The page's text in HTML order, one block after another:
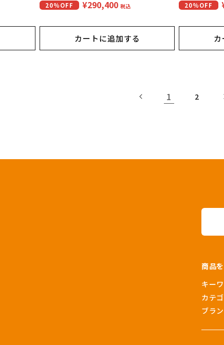
常
セ20%OFF ¥290,400税込
カートに追加する
常
セ20%OFF
1 2
商品
キー
カテ
ブラ